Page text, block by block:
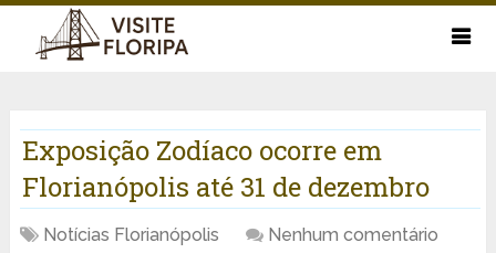
Exposição Zodíaco ocorre em
Florianópolis até 31 de dezembro
Notícias Florianópolis Nenhum comentário